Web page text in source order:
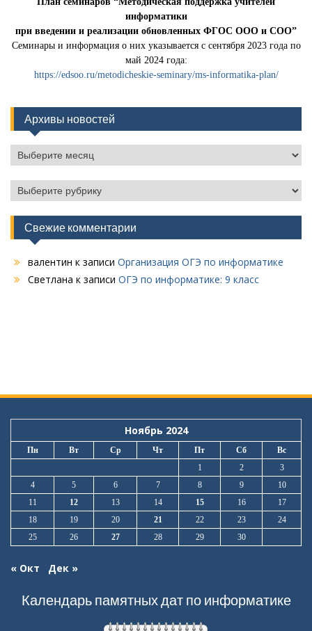
информатики
при введении и реализации обновленных ФГОС ООО и СОО”
Семинары и информация о них указывается с сентября 2023 года по
май 2024 года:
https://edsoo.ru/metodicheskie-seminary/ms-informatika-plan/
Архивы новостей
Архивы
новостей
Рубрики
Свежие комментарии
валентин к записи Организация ОГЭ по информатике
Светлана к записи ОГЭ по информатике: 9 класс
Ноябрь 2024
Пн Вт Ср Чт Пт Сб
Вс
1
2
3
4
5 6 7 8 9
10
11
12 13 14 15 16
17
18
19 20 21 22 23
24
25
26 27 28 29 30
« Окт Дек »
Календарь памятных дат по информатике